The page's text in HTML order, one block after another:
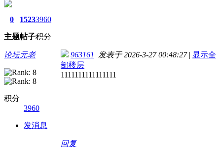
0
主题
1523
帖子
3960
积分
论坛元老
积分
3960
发消息
963161 发表于 2026-3-27 00:48:27 | 显示全
部楼层
1111111111111111
回复